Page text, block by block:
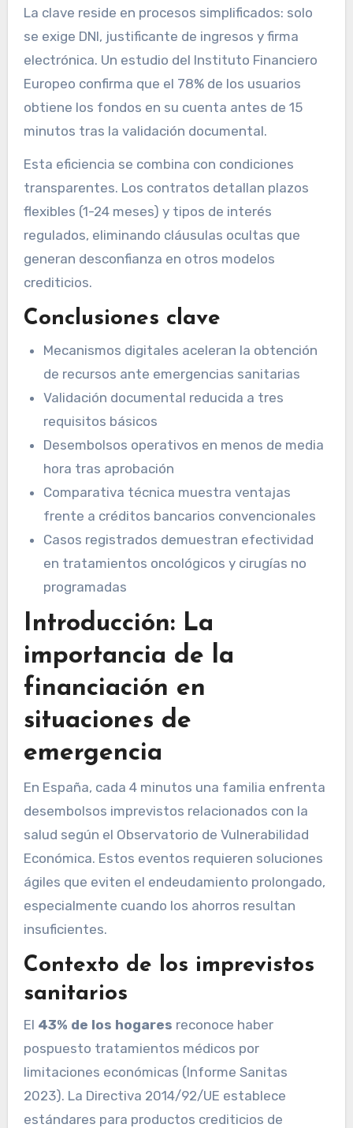
La clave reside en procesos simplificados: solo
se exige DNI, justificante de ingresos y firma
electrónica. Un estudio del Instituto Financiero
Europeo confirma que el 78% de los usuarios
obtiene los fondos en su cuenta antes de 15
minutos tras la validación documental.
Esta eficiencia se combina con condiciones
transparentes. Los contratos detallan plazos
flexibles (1-24 meses) y tipos de interés
regulados, eliminando cláusulas ocultas que
generan desconfianza en otros modelos
crediticios.
Conclusiones clave
Mecanismos digitales aceleran la obtención
de recursos ante emergencias sanitarias
Validación documental reducida a tres
requisitos básicos
Desembolsos operativos en menos de media
hora tras aprobación
Comparativa técnica muestra ventajas
frente a créditos bancarios convencionales
Casos registrados demuestran efectividad
en tratamientos oncológicos y cirugías no
programadas
Introducción: La
importancia de la
financiación en
situaciones de
emergencia
En España, cada 4 minutos una familia enfrenta
desembolsos imprevistos relacionados con la
salud según el Observatorio de Vulnerabilidad
Económica. Estos eventos requieren soluciones
ágiles que eviten el endeudamiento prolongado,
especialmente cuando los ahorros resultan
insuficientes.
Contexto de los imprevistos
sanitarios
El 43% de los hogares reconoce haber
pospuesto tratamientos médicos por
limitaciones económicas (Informe Sanitas
2023). La Directiva 2014/92/UE establece
estándares para productos crediticios de